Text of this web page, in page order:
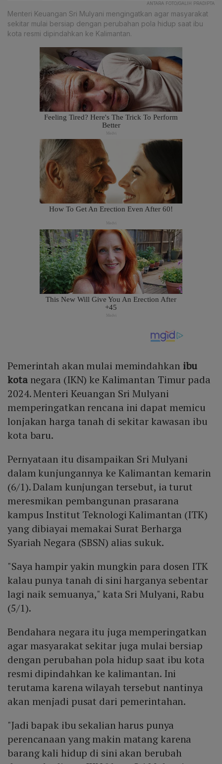
ANTARA FOTO/GALIH PRADIPTA
Menteri Keuangan Sri Mulyani mengingatkan agar masyarakat
sekitar mulai bersiap dengan perubahan pola hidup saat ibu
kota resmi dipindahkan ke Kalimantan.
Pemerintah akan mulai memindahkan ibu
kota negara (IKN) ke Kalimantan Timur pada
2024. Menteri Keuangan Sri Mulyani
memperingatkan rencana ini dapat memicu
lonjakan harga tanah di sekitar kawasan ibu
kota baru.
Pernyataan itu disampaikan Sri Mulyani
dalam kunjungannya ke Kalimantan kemarin
(6/1). Dalam kunjungan tersebut, ia turut
meresmikan pembangunan prasarana
kampus Institut Teknologi Kalimantan (ITK)
yang dibiayai memakai Surat Berharga
Syariah Negara (SBSN) alias sukuk.
"Saya hampir yakin mungkin para dosen ITK
kalau punya tanah di sini harganya sebentar
lagi naik semuanya," kata Sri Mulyani, Rabu
(5/1).
Bendahara negara itu juga memperingatkan
agar masyarakat sekitar juga mulai bersiap
dengan perubahan pola hidup saat ibu kota
resmi dipindahkan ke kalimantan. Ini
terutama karena wilayah tersebut nantinya
akan menjadi pusat dari pemerintahan.
"Jadi bapak ibu sekalian harus punya
perencanaan yang makin matang karena
barang kali hidup di sini akan berubah